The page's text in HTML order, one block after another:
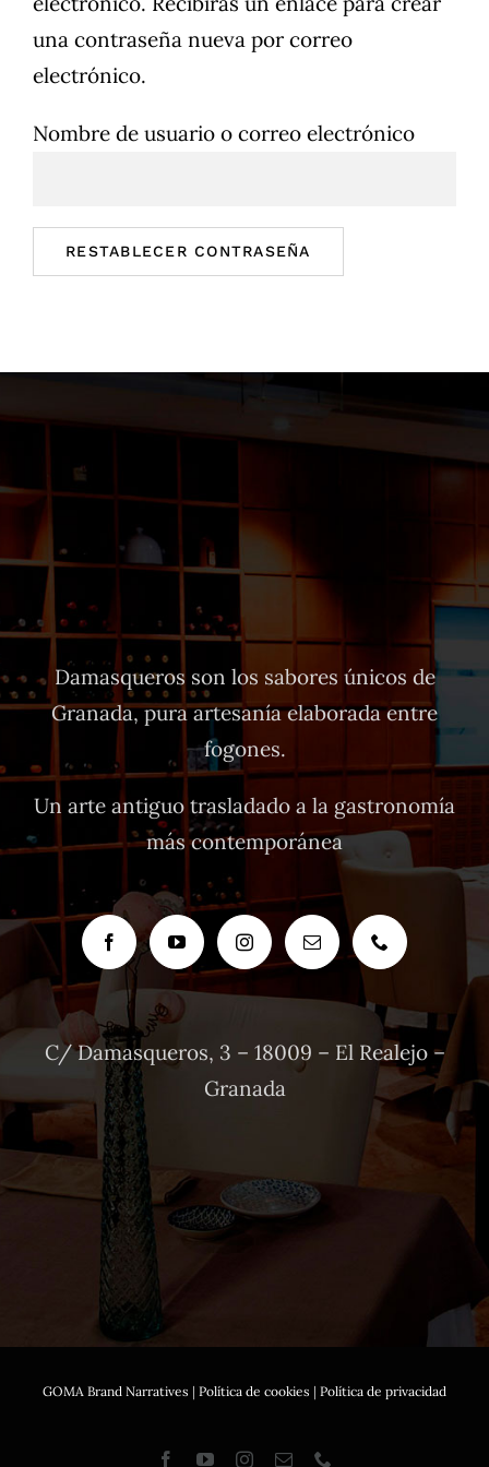
una contraseña nueva por correo
electrónico.
Nombre de usuario o correo electrónico
RESTABLECER CONTRASEÑA
Damasqueros son los sabores únicos de
Granada, pura artesanía elaborada entre
fogones.
Un arte antiguo trasladado a la gastronomía
más contemporánea
C/ Damasqueros, 3 – 18009 – El Realejo –
Granada
GOMA Brand Narratives | Política de cookies | Política de privacidad
FacebookYouTubeInstagram
Correo